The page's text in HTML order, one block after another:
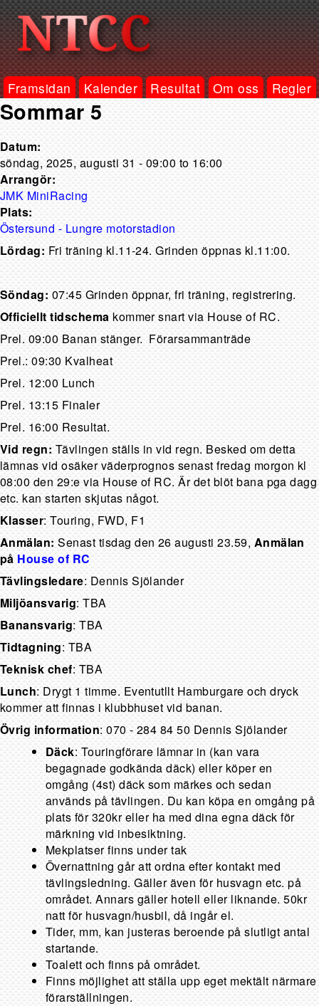
Framsidan Kalender Resultat Om oss Regler
Sommar 5
Datum:
söndag, 2025, augusti 31 - 09:00 to 16:00
Arrangör:
JMK MiniRacing
Plats:
Östersund - Lungre motorstadion
Lördag: Fri träning kl.11-24. Grinden öppnas kl.11:00.
Söndag: 07:45 Grinden öppnar, fri träning, registrering.
Officiellt tidschema kommer snart via House of RC.
Prel. 09:00 Banan stänger. Förarsammanträde
Prel.: 09:30 Kvalheat
Prel. 12:00 Lunch
Prel. 13:15 Finaler
Prel. 16:00 Resultat.
Vid regn: Tävlingen ställs in vid regn. Besked om detta
lämnas vid osäker väderprognos senast fredag morgon kl
08:00 den 29:e via House of RC. Är det blöt bana pga dagg
etc. kan starten skjutas något.
Klasser: Touring, FWD, F1
Anmälan: Senast tisdag den 26 augusti 23.59, Anmälan
på House of RC
Tävlingsledare: Dennis Sjölander
Miljöansvarig: TBA
Banansvarig: TBA
Tidtagning: TBA
Teknisk chef: TBA
Lunch: Drygt 1 timme. Eventutllt Hamburgare och dryck
kommer att finnas i klubbhuset vid banan.
Övrig information: 070 - 284 84 50 Dennis Sjölander
Däck: Touringförare lämnar in (kan vara
begagnade godkända däck) eller köper en
omgång (4st) däck som märkes och sedan
används på tävlingen. Du kan köpa en omgång på
plats för 320kr eller ha med dina egna däck för
märkning vid inbesiktning.
Mekplatser finns under tak
Övernattning går att ordna efter kontakt med
tävlingsledning. Gäller även för husvagn etc. på
området. Annars gäller hotell eller liknande. 50kr
natt för husvagn/husbil, då ingår el.
Tider, mm, kan justeras beroende på slutligt antal
startande.
Toalett och finns på området.
Finns möjlighet att ställa upp eget mektält närmare
förarställningen.